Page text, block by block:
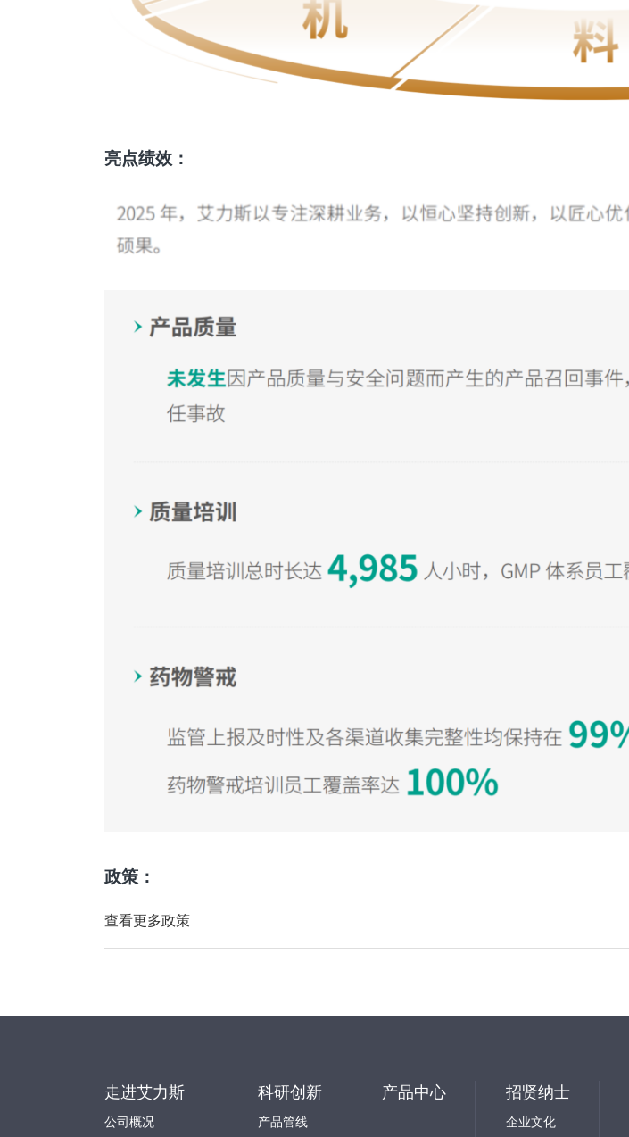
亮点绩效：
政策：
查看更多政策
走进艾力斯
公司概况
科研创新
产品管线
产品中心 招贤纳士
企业文化